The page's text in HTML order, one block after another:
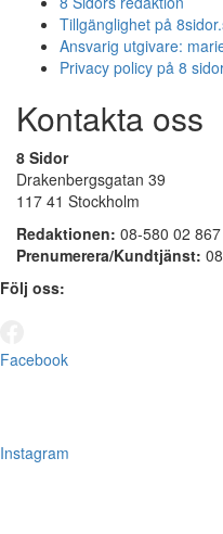
Tillgänglighet på
Ansvarig utgivare:
Privacy policy på 8
Kontakta oss
8 Sidor
Drakenbergsgatan 39
117 41 Stockholm
Redaktionen: 08-580 02 867
Prenumerera/Kundtjänst:
Följ oss:
Facebook
Instagram